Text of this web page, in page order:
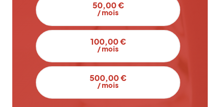
50,00 €
/ mois
100,00 €
/ mois
500,00 €
/ mois